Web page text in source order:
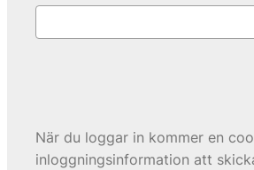
När du loggar in kommer en
inloggningsinformation att